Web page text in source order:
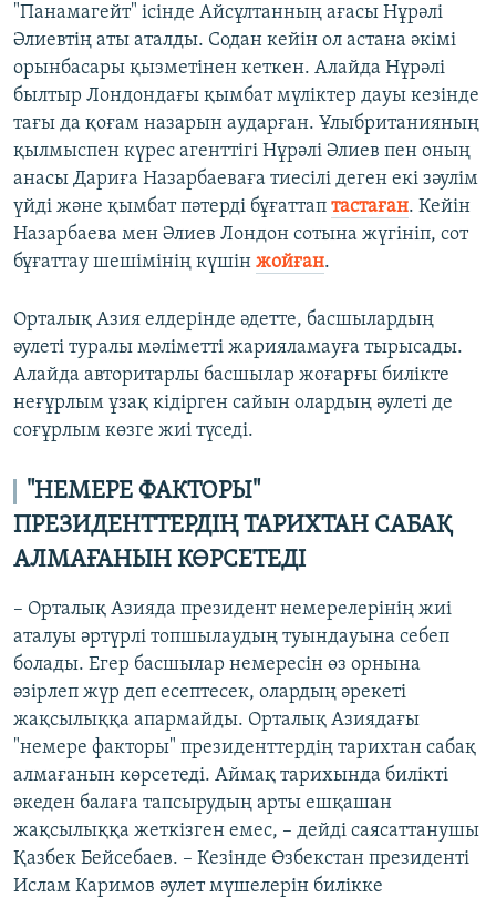
"Панамагейт" ісінде Айсұлтанның ағасы Нұрәлі
Әлиевтің аты аталды. Содан кейін ол астана әкімі
орынбасары қызметінен кеткен. Алайда Нұрәлі
былтыр Лондондағы қымбат мүліктер дауы кезінде
тағы да қоғам назарын аударған. Ұлыбританияның
қылмыспен күрес агенттігі Нұрәлі Әлиев пен оның
анасы Дариға Назарбаеваға тиесілі деген екі зәулім
үйді және қымбат пәтерді бұғаттап тастаған. Кейін
Назарбаева мен Әлиев Лондон сотына жүгініп, сот
бұғаттау шешімінің күшін жойған.
Орталық Азия елдерінде әдетте, басшылардың
әулеті туралы мәліметті жарияламауға тырысады.
Алайда авторитарлы басшылар жоғарғы билікте
неғұрлым ұзақ кідірген сайын олардың әулеті де
соғұрлым көзге жиі түседі.
"НЕМЕРЕ ФАКТОРЫ"
ПРЕЗИДЕНТТЕРДІҢ ТАРИХТАН САБАҚ
АЛМАҒАНЫН КӨРСЕТЕДІ
– Орталық Азияда президент немерелерінің жиі
аталуы әртүрлі топшылаудың туындауына себеп
болады. Егер басшылар немересін өз орнына
әзірлеп жүр деп есептесек, олардың әрекеті
жақсылыққа апармайды. Орталық Азиядағы
"немере факторы" президенттердің тарихтан сабақ
алмағанын көрсетеді. Аймақ тарихында билікті
әкеден балаға тапсырудың арты ешқашан
жақсылыққа жеткізген емес, – дейді саясаттанушы
Қазбек Бейсебаев. – Кезінде Өзбекстан президенті
Ислам Каримов әулет мүшелерін билікке